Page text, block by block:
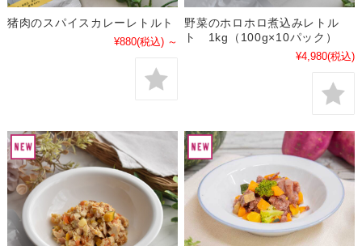
猪肉のスパイスカレーレトルト
¥880(税込) ～
野菜のホロホロ煮込みレトル
ト 1kg（100g×10パック）
¥4,980(税込)